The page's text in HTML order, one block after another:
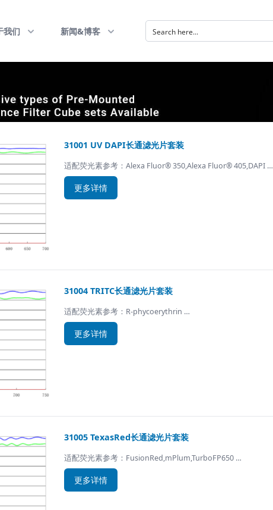
我们 新闻&博客
31001 UV DAPI长通滤光片套装
适配荧光素参考：Alexa Fluor® 350,Alexa Fluor® 405,DAPI …
更多详情
31004 TRITC长通滤光片套装
适配荧光素参考：R-phycoerythrin …
更多详情
31005 TexasRed长通滤光片套装
适配荧光素参考：FusionRed,mPlum,TurboFP650 …
更多详情